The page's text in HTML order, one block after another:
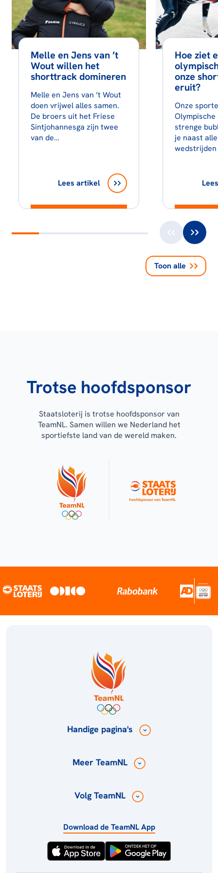
Melle en Jens van ’t
Wout willen het
shorttrack domineren
Melle en Jens van ’t Wout
doen vrijwel alles samen.
De broers uit het Friese
Sintjohannesga zijn twee
van de…
Lees artikel
Hoe ziet
onze
eruit?
Onze
Olympische
strenge
je naast
wedstrijden
Toon alle
Trotse hoofdsponsor
Staatsloterij is trotse hoofdsponsor van
TeamNL. Samen willen we Nederland het
sportiefste land van de wereld maken.
Handige pagina's
Meer TeamNL
Volg TeamNL
Download de TeamNL App